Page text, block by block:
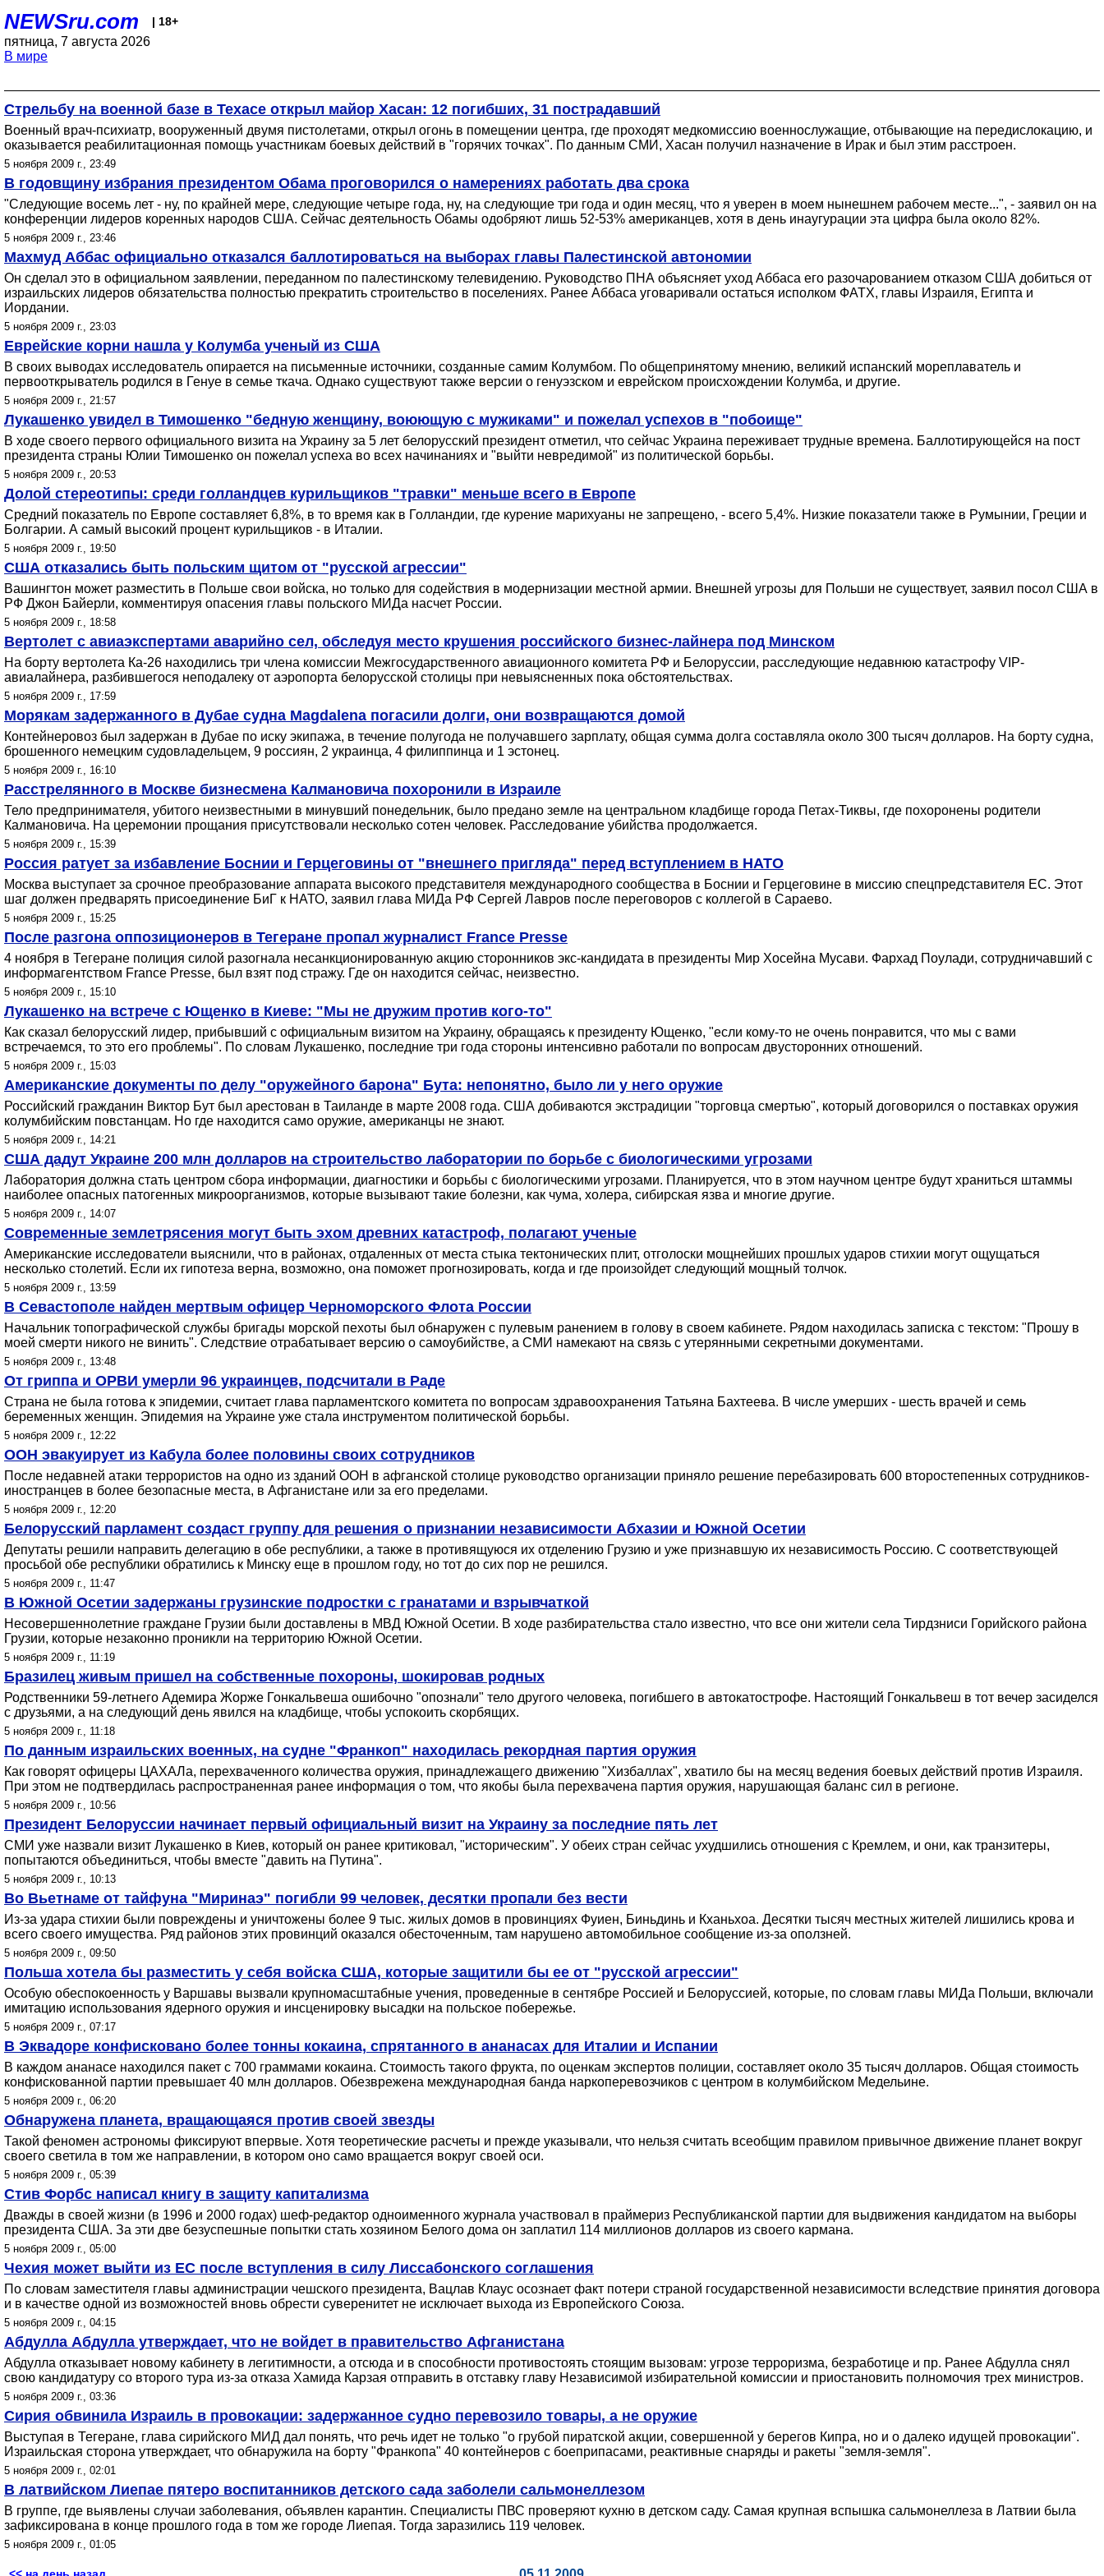
NEWSru.com | 18+
пятница, 7 августа 2026
В мире
Стрельбу на военной базе в Техасе открыл майор Хасан: 12 погибших, 31 пострадавший
Военный врач-психиатр, вооруженный двумя пистолетами, открыл огонь в помещении центра, где проходят медкомиссию военнослужащие, отбывающие на передислокацию, и
оказывается реабилитационная помощь участникам боевых действий в "горячих точках". По данным СМИ, Хасан получил назначение в Ирак и был этим расстроен.
5 ноября 2009 г., 23:49
В годовщину избрания президентом Обама проговорился о намерениях работать два срока
"Следующие восемь лет - ну, по крайней мере, следующие четыре года, ну, на следующие три года и один месяц, что я уверен в моем нынешнем рабочем месте...", - заявил он на
конференции лидеров коренных народов США. Сейчас деятельность Обамы одобряют лишь 52-53% американцев, хотя в день инаугурации эта цифра была около 82%.
5 ноября 2009 г., 23:46
Махмуд Аббас официально отказался баллотироваться на выборах главы Палестинской автономии
Он сделал это в официальном заявлении, переданном по палестинскому телевидению. Руководство ПНА объясняет уход Аббаса его разочарованием отказом США добиться от
израильских лидеров обязательства полностью прекратить строительство в поселениях. Ранее Аббаса уговаривали остаться исполком ФАТХ, главы Израиля, Египта и
Иордании.
5 ноября 2009 г., 23:03
Еврейские корни нашла у Колумба ученый из США
В своих выводах исследователь опирается на письменные источники, созданные самим Колумбом. По общепринятому мнению, великий испанский мореплаватель и
первооткрыватель родился в Генуе в семье ткача. Однако существуют также версии о генуэзском и еврейском происхождении Колумба, и другие.
5 ноября 2009 г., 21:57
Лукашенко увидел в Тимошенко "бедную женщину, воюющую с мужиками" и пожелал успехов в "побоище"
В ходе своего первого официального визита на Украину за 5 лет белорусский президент отметил, что сейчас Украина переживает трудные времена. Баллотирующейся на пост
президента страны Юлии Тимошенко он пожелал успеха во всех начинаниях и "выйти невредимой" из политической борьбы.
5 ноября 2009 г., 20:53
Долой стереотипы: среди голландцев курильщиков "травки" меньше всего в Европе
Средний показатель по Европе составляет 6,8%, в то время как в Голландии, где курение марихуаны не запрещено, - всего 5,4%. Низкие показатели также в Румынии, Греции и
Болгарии. А самый высокий процент курильщиков - в Италии.
5 ноября 2009 г., 19:50
США отказались быть польским щитом от "русской агрессии"
Вашингтон может разместить в Польше свои войска, но только для содействия в модернизации местной армии. Внешней угрозы для Польши не существует, заявил посол США в
РФ Джон Байерли, комментируя опасения главы польского МИДа насчет России.
5 ноября 2009 г., 18:58
Вертолет с авиаэкспертами аварийно сел, обследуя место крушения российского бизнес-лайнера под Минском
На борту вертолета Ка-26 находились три члена комиссии Межгосударственного авиационного комитета РФ и Белоруссии, расследующие недавнюю катастрофу VIP-
авиалайнера, разбившегося неподалеку от аэропорта белорусской столицы при невыясненных пока обстоятельствах.
5 ноября 2009 г., 17:59
Морякам задержанного в Дубае судна Magdalena погасили долги, они возвращаются домой
Контейнеровоз был задержан в Дубае по иску экипажа, в течение полугода не получавшего зарплату, общая сумма долга составляла около 300 тысяч долларов. На борту судна,
брошенного немецким судовладельцем, 9 россиян, 2 украинца, 4 филиппинца и 1 эстонец.
5 ноября 2009 г., 16:10
Расстрелянного в Москве бизнесмена Калмановича похоронили в Израиле
Тело предпринимателя, убитого неизвестными в минувший понедельник, было предано земле на центральном кладбище города Петах-Тиквы, где похоронены родители
Калмановича. На церемонии прощания присутствовали несколько сотен человек. Расследование убийства продолжается.
5 ноября 2009 г., 15:39
Россия ратует за избавление Боснии и Герцеговины от "внешнего пригляда" перед вступлением в НАТО
Москва выступает за срочное преобразование аппарата высокого представителя международного сообщества в Боснии и Герцеговине в миссию спецпредставителя ЕС. Этот
шаг должен предварять присоединение БиГ к НАТО, заявил глава МИДа РФ Сергей Лавров после переговоров с коллегой в Сараево.
5 ноября 2009 г., 15:25
После разгона оппозиционеров в Тегеране пропал журналист France Presse
4 ноября в Тегеране полиция силой разогнала несанкционированную акцию сторонников экс-кандидата в президенты Мир Хосейна Мусави. Фархад Поулади, сотрудничавший с
информагентством France Presse, был взят под стражу. Где он находится сейчас, неизвестно.
5 ноября 2009 г., 15:10
Лукашенко на встрече с Ющенко в Киеве: "Мы не дружим против кого-то"
Как сказал белорусский лидер, прибывший с официальным визитом на Украину, обращаясь к президенту Ющенко, "если кому-то не очень понравится, что мы с вами
встречаемся, то это его проблемы". По словам Лукашенко, последние три года стороны интенсивно работали по вопросам двусторонних отношений.
5 ноября 2009 г., 15:03
Американские документы по делу "оружейного барона" Бута: непонятно, было ли у него оружие
Российский гражданин Виктор Бут был арестован в Таиланде в марте 2008 года. США добиваются экстрадиции "торговца смертью", который договорился о поставках оружия
колумбийским повстанцам. Но где находится само оружие, американцы не знают.
5 ноября 2009 г., 14:21
США дадут Украине 200 млн долларов на строительство лаборатории по борьбе с биологическими угрозами
Лаборатория должна стать центром сбора информации, диагностики и борьбы с биологическими угрозами. Планируется, что в этом научном центре будут храниться штаммы
наиболее опасных патогенных микроорганизмов, которые вызывают такие болезни, как чума, холера, сибирская язва и многие другие.
5 ноября 2009 г., 14:07
Современные землетрясения могут быть эхом древних катастроф, полагают ученые
Американские исследователи выяснили, что в районах, отдаленных от места стыка тектонических плит, отголоски мощнейших прошлых ударов стихии могут ощущаться
несколько столетий. Если их гипотеза верна, возможно, она поможет прогнозировать, когда и где произойдет следующий мощный толчок.
5 ноября 2009 г., 13:59
В Севастополе найден мертвым офицер Черноморского Флота России
Начальник топографической службы бригады морской пехоты был обнаружен с пулевым ранением в голову в своем кабинете. Рядом находилась записка с текстом: "Прошу в
моей смерти никого не винить". Следствие отрабатывает версию о самоубийстве, а СМИ намекают на связь с утерянными секретными документами.
5 ноября 2009 г., 13:48
От гриппа и ОРВИ умерли 96 украинцев, подсчитали в Раде
Страна не была готова к эпидемии, считает глава парламентского комитета по вопросам здравоохранения Татьяна Бахтеева. В числе умерших - шесть врачей и семь
беременных женщин. Эпидемия на Украине уже стала инструментом политической борьбы.
5 ноября 2009 г., 12:22
ООН эвакуирует из Кабула более половины своих сотрудников
После недавней атаки террористов на одно из зданий ООН в афганской столице руководство организации приняло решение перебазировать 600 второстепенных сотрудников-
иностранцев в более безопасные места, в Афганистане или за его пределами.
5 ноября 2009 г., 12:20
Белорусский парламент создаст группу для решения о признании независимости Абхазии и Южной Осетии
Депутаты решили направить делегацию в обе республики, а также в противящуюся их отделению Грузию и уже признавшую их независимость Россию. С соответствующей
просьбой обе республики обратились к Минску еще в прошлом году, но тот до сих пор не решился.
5 ноября 2009 г., 11:47
В Южной Осетии задержаны грузинские подростки с гранатами и взрывчаткой
Несовершеннолетние граждане Грузии были доставлены в МВД Южной Осетии. В ходе разбирательства стало известно, что все они жители села Тирдзниси Горийского района
Грузии, которые незаконно проникли на территорию Южной Осетии.
5 ноября 2009 г., 11:19
Бразилец живым пришел на собственные похороны, шокировав родных
Родственники 59-летнего Адемира Жорже Гонкальвеша ошибочно "опознали" тело другого человека, погибшего в автокатострофе. Настоящий Гонкальвеш в тот вечер засиделся
с друзьями, а на следующий день явился на кладбище, чтобы успокоить скорбящих.
5 ноября 2009 г., 11:18
По данным израильских военных, на судне "Франкоп" находилась рекордная партия оружия
Как говорят офицеры ЦАХАЛа, перехваченного количества оружия, принадлежащего движению "Хизбаллах", хватило бы на месяц ведения боевых действий против Израиля.
При этом не подтвердилась распространенная ранее информация о том, что якобы была перехвачена партия оружия, нарушающая баланс сил в регионе.
5 ноября 2009 г., 10:56
Президент Белоруссии начинает первый официальный визит на Украину за последние пять лет
СМИ уже назвали визит Лукашенко в Киев, который он ранее критиковал, "историческим". У обеих стран сейчас ухудшились отношения с Кремлем, и они, как транзитеры,
попытаются объединиться, чтобы вместе "давить на Путина".
5 ноября 2009 г., 10:13
Во Вьетнаме от тайфуна "Миринаэ" погибли 99 человек, десятки пропали без вести
Из-за удара стихии были повреждены и уничтожены более 9 тыс. жилых домов в провинциях Фуиен, Биньдинь и Кханьхоа. Десятки тысяч местных жителей лишились крова и
всего своего имущества. Ряд районов этих провинций оказался обесточенным, там нарушено автомобильное сообщение из-за оползней.
5 ноября 2009 г., 09:50
Польша хотела бы разместить у себя войска США, которые защитили бы ее от "русской агрессии"
Особую обеспокоенность у Варшавы вызвали крупномасштабные учения, проведенные в сентябре Россией и Белоруссией, которые, по словам главы МИДа Польши, включали
имитацию использования ядерного оружия и инсценировку высадки на польское побережье.
5 ноября 2009 г., 07:17
В Эквадоре конфисковано более тонны кокаина, спрятанного в ананасах для Италии и Испании
В каждом ананасе находился пакет с 700 граммами кокаина. Стоимость такого фрукта, по оценкам экспертов полиции, составляет около 35 тысяч долларов. Общая стоимость
конфискованной партии превышает 40 млн долларов. Обезврежена международная банда наркоперевозчиков с центром в колумбийском Медельине.
5 ноября 2009 г., 06:20
Обнаружена планета, вращающаяся против своей звезды
Такой феномен астрономы фиксируют впервые. Хотя теоретические расчеты и прежде указывали, что нельзя считать всеобщим правилом привычное движение планет вокруг
своего светила в том же направлении, в котором оно само вращается вокруг своей оси.
5 ноября 2009 г., 05:39
Стив Форбс написал книгу в защиту капитализма
Дважды в своей жизни (в 1996 и 2000 годах) шеф-редактор одноименного журнала участвовал в праймериз Республиканской партии для выдвижения кандидатом на выборы
президента США. За эти две безуспешные попытки стать хозяином Белого дома он заплатил 114 миллионов долларов из своего кармана.
5 ноября 2009 г., 05:00
Чехия может выйти из ЕС после вступления в силу Лиссабонского соглашения
По словам заместителя главы администрации чешского президента, Вацлав Клаус осознает факт потери страной государственной независимости вследствие принятия договора
и в качестве одной из возможностей вновь обрести суверенитет не исключает выхода из Европейского Союза.
5 ноября 2009 г., 04:15
Абдулла Абдулла утверждает, что не войдет в правительство Афганистана
Абдулла отказывает новому кабинету в легитимности, а отсюда и в способности противостоять стоящим вызовам: угрозе терроризма, безработице и пр. Ранее Абдулла снял
свою кандидатуру со второго тура из-за отказа Хамида Карзая отправить в отставку главу Независимой избирательной комиссии и приостановить полномочия трех министров.
5 ноября 2009 г., 03:36
Сирия обвинила Израиль в провокации: задержанное судно перевозило товары, а не оружие
Выступая в Тегеране, глава сирийского МИД дал понять, что речь идет не только "о грубой пиратской акции, совершенной у берегов Кипра, но и о далеко идущей провокации".
Израильская сторона утверждает, что обнаружила на борту "Франкопа" 40 контейнеров с боеприпасами, реактивные снаряды и ракеты "земля-земля".
5 ноября 2009 г., 02:01
В латвийском Лиепае пятеро воспитанников детского сада заболели сальмонеллезом
В группе, где выявлены случаи заболевания, объявлен карантин. Специалисты ПВС проверяют кухню в детском саду. Самая крупная вспышка сальмонеллеза в Латвии была
зафиксирована в конце прошлого года в том же городе Лиепая. Тогда заразились 119 человек.
5 ноября 2009 г., 01:05